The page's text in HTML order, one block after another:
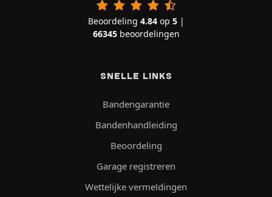
Beoordeling 4.84op 5|
66345beoordelingen
SNELLE LINKS
Bandengarantie
Bandenhandleiding
Beoordeling
Garage registreren
Wettelijke vermeldingen